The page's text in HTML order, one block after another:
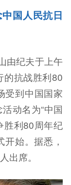
国人民抗日
由纪夫于上午
的抗战胜利80
受到中国国家
动名为“中国
胜利80周年纪
始。据悉，
出席。